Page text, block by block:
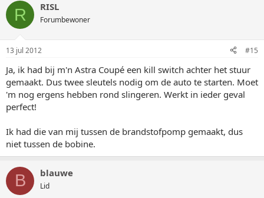
R RISL
Forumbewoner
13 jul 2012 #15
Ja, ik had bij m'n Astra Coupé een kill switch achter het stuur
gemaakt. Dus twee sleutels nodig om de auto te starten. Moet
'm nog ergens hebben rond slingeren. Werkt in ieder geval
perfect!
Ik had die van mij tussen de brandstofpomp gemaakt, dus
niet tussen de bobine.
B blauwe
Lid